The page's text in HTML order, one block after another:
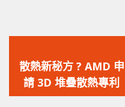
一
篇
文
散熱新秘方 ? AMD 申
請 3D 堆疊散熱專利